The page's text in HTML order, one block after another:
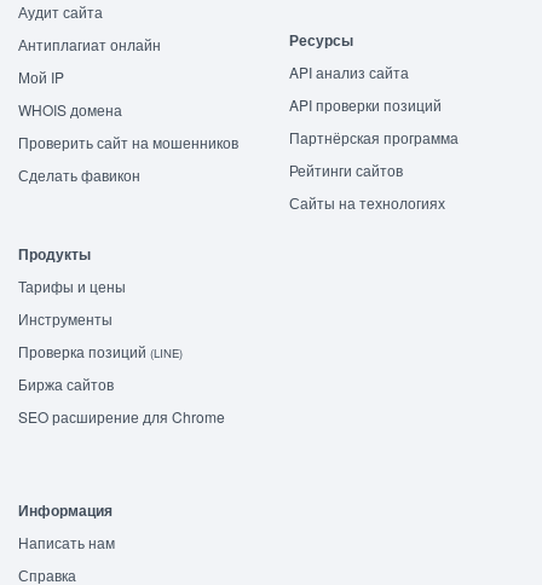
Аудит сайта
Антиплагиат онлайн
Мой IP
WHOIS домена
Проверить сайт на мошенников
Сделать фавикон
Ресурсы
API анализ сайта
API проверки позиций
Партнёрская программа
Рейтинги сайтов
Сайты на технологиях
Продукты
Тарифы и цены
Инструменты
Проверка позиций (LINE)
Биржа сайтов
SEO расширение для Chrome
Информация
Написать нам
Справка